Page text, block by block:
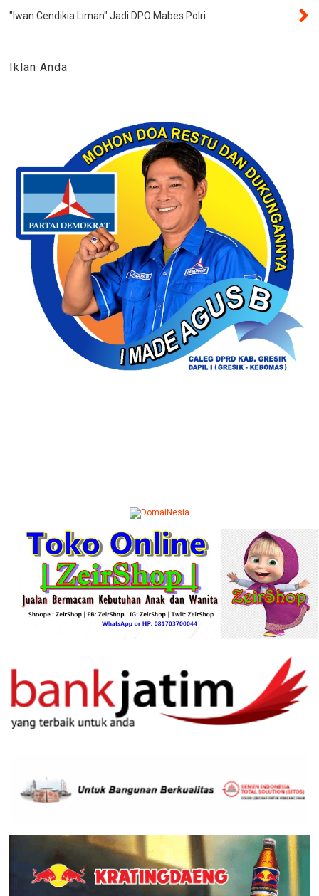
"Iwan Cendikia Liman" Jadi DPO Mabes Polri
Iklan Anda